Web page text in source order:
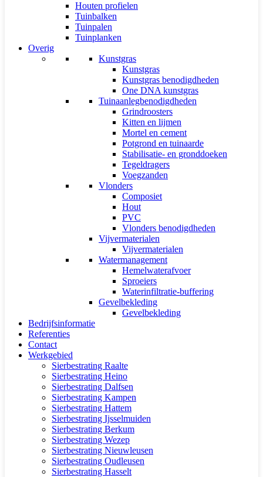
Houten profielen
Tuinbalken
Tuinpalen
Tuinplanken
Overig
Kunstgras
Kunstgras
Kunstgras benodigdheden
One DNA kunstgras
Tuinaanlegbenodigdheden
Grindroosters
Kitten en lijmen
Mortel en cement
Potgrond en tuinaarde
Stabilisatie- en gronddoeken
Tegeldragers
Voegzanden
Vlonders
Composiet
Hout
PVC
Vlonders benodigdheden
Vijvermaterialen
Vijvermaterialen
Watermanagement
Hemelwaterafvoer
Sproeiers
Waterinfiltratie-buffering
Gevelbekleding
Gevelbekleding
Bedrijfsinformatie
Referenties
Contact
Werkgebied
Sierbestrating Raalte
Sierbestrating Heino
Sierbestrating Dalfsen
Sierbestrating Kampen
Sierbestrating Hattem
Sierbestrating Ijsselmuiden
Sierbestrating Berkum
Sierbestrating Wezep
Sierbestrating Nieuwleusen
Sierbestrating Oudleusen
Sierbestrating Hasselt